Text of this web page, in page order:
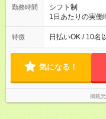
と同じです。
勤務時間
シフト制
1日あたりの実働
(1) 10:00～
いずれも実働8時
たい」などあれ
特徴 日払いOK / 10名
気になる！
掲載